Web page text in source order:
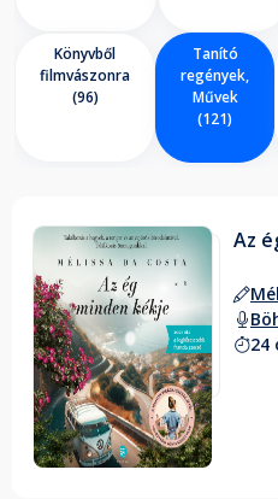
Könyvből
filmvászonra
(96)
Tanító
regények,
Művek
(121)
Az
24